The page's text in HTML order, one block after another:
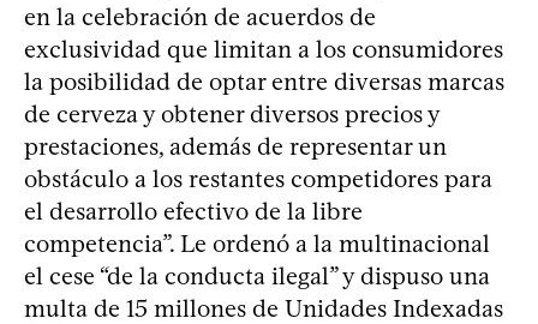
en la celebración de acuerdos de
exclusividad que limitan a los consumidores
la posibilidad de optar entre diversas marcas
de cerveza y obtener diversos precios y
prestaciones, además de representar un
obstáculo a los restantes competidores para
el desarrollo efectivo de la libre
competencia”. Le ordenó a la multinacional
el cese “de la conducta ilegal” y dispuso una
multa de 15 millones de Unidades Indexadas